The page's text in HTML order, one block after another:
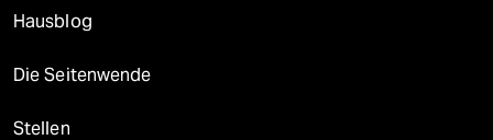
Hausblog
Die Seitenwende
Stellen